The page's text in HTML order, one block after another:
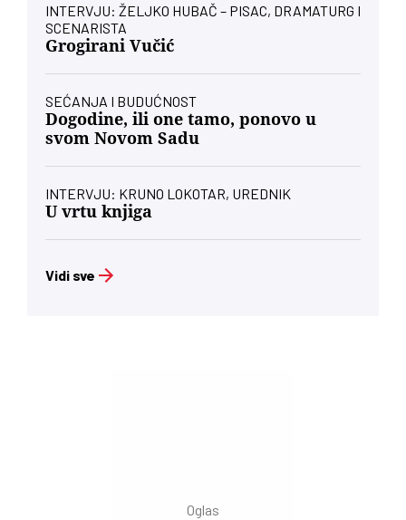
INTERVJU: ŽELJKO HUBAČ – PISAC, DRAMATURG I
SCENARISTA
Grogirani Vučić
SEĆANJA I BUDUĆNOST
Dogodine, ili one tamo, ponovo u
svom Novom Sadu
INTERVJU: KRUNO LOKOTAR, UREDNIK
U vrtu knjiga
Vidi sve